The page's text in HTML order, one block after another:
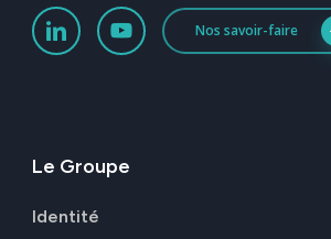
Nos savoir-faire
Le Groupe
Identité